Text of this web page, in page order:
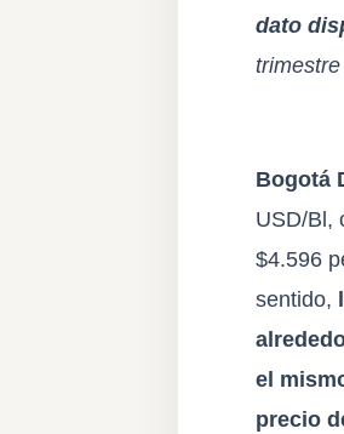
dato
Bogotá
USD/Bl,
$4.596
sentido,
el
precio